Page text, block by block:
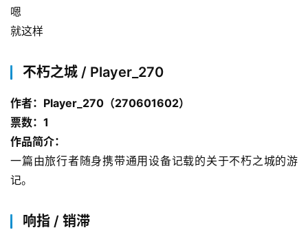
嗯
就这样
不朽之城 / Player_270
作者：Player_270（270601602）
票数：1
作品简介：
一篇由旅行者随身携带通用设备记载的关于不朽之城的游
记。
响指 / 销滞